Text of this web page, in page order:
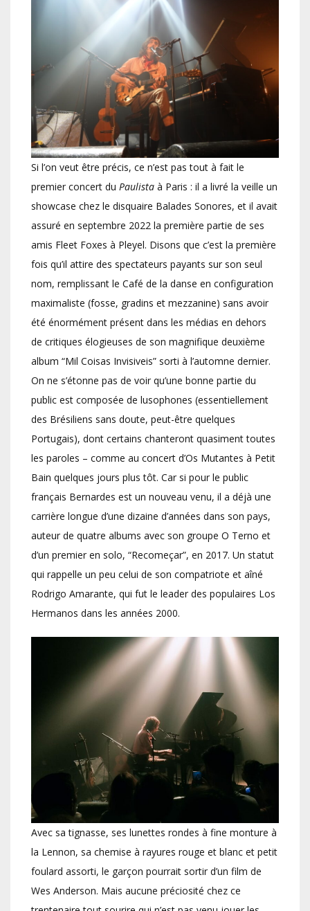
Si l’on veut être précis, ce n’est pas tout à fait le
premier concert du Paulista à Paris : il a livré la veille un
showcase chez le disquaire Balades Sonores, et il avait
assuré en septembre 2022 la première partie de ses
amis Fleet Foxes à Pleyel. Disons que c’est la première
fois qu’il attire des spectateurs payants sur son seul
nom, remplissant le Café de la danse en configuration
maximaliste (fosse, gradins et mezzanine) sans avoir
été énormément présent dans les médias en dehors
de critiques élogieuses de son magnifique deuxième
album “Mil Coisas Invisiveis” sorti à l’automne dernier.
On ne s’étonne pas de voir qu’une bonne partie du
public est composée de lusophones (essentiellement
des Brésiliens sans doute, peut-être quelques
Portugais), dont certains chanteront quasiment toutes
les paroles – comme au concert d’Os Mutantes à Petit
Bain quelques jours plus tôt. Car si pour le public
français Bernardes est un nouveau venu, il a déjà une
carrière longue d’une dizaine d’années dans son pays,
auteur de quatre albums avec son groupe O Terno et
d’un premier en solo, “Recomeçar”, en 2017. Un statut
qui rappelle un peu celui de son compatriote et aîné
Rodrigo Amarante, qui fut le leader des populaires Los
Hermanos dans les années 2000.
Avec sa tignasse, ses lunettes rondes à fine monture à
la Lennon, sa chemise à rayures rouge et blanc et petit
foulard assorti, le garçon pourrait sortir d’un film de
Wes Anderson. Mais aucune préciosité chez ce